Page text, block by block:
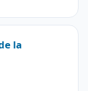
la